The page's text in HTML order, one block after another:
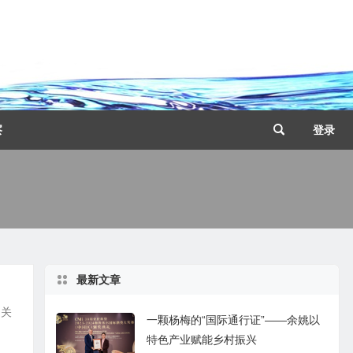
登录
最新文章
一颗杨梅的“国际通行证”——余姚以
特色产业赋能乡村振兴